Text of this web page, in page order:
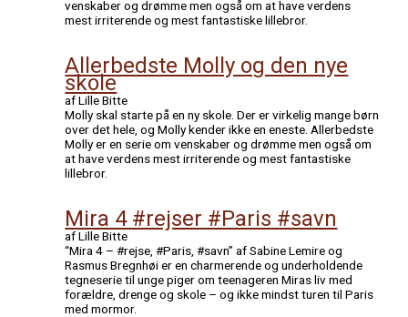
venskaber og drømme men også om at have verdens
mest irriterende og mest fantastiske lillebror.
Allerbedste Molly og den nye
skole
af Lille Bitte
Molly skal starte på en ny skole. Der er virkelig mange børn
over det hele, og Molly kender ikke en eneste. Allerbedste
Molly er en serie om venskaber og drømme men også om
at have verdens mest irriterende og mest fantastiske
lillebror.
Mira 4 #rejser #Paris #savn
af Lille Bitte
“Mira 4 – #rejse, #Paris, #savn” af Sabine Lemire og
Rasmus Bregnhøi er en charmerende og underholdende
tegneserie til unge piger om teenageren Miras liv med
forældre, drenge og skole – og ikke mindst turen til Paris
med mormor.